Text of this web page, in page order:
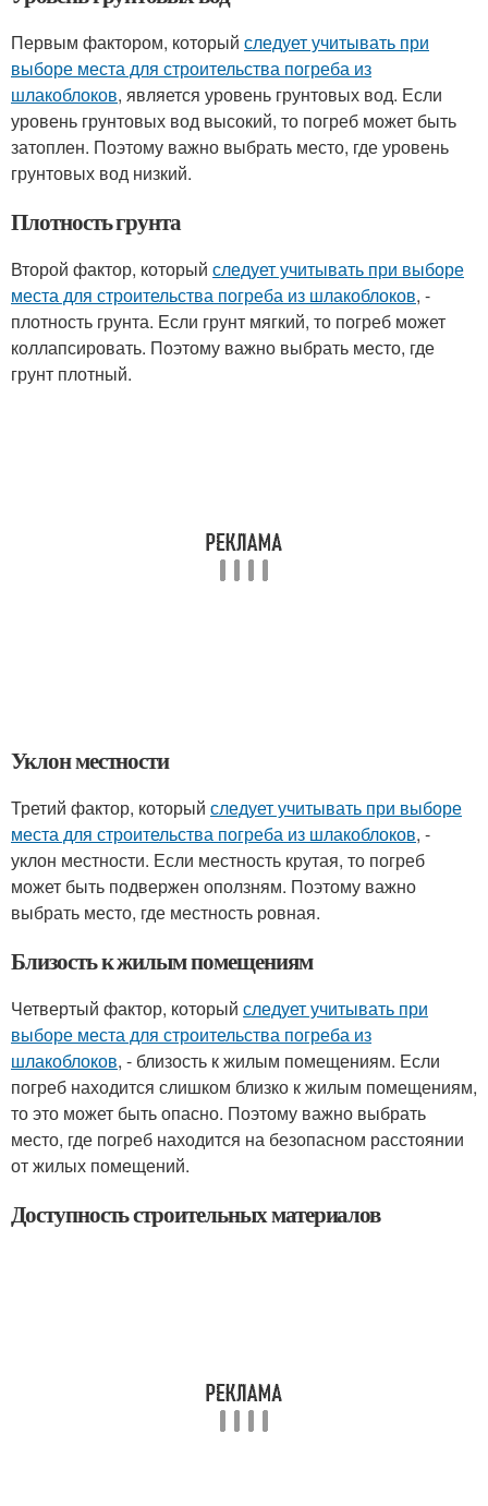
Первым фактором, который следует учитывать при
выборе места для строительства погреба из
шлакоблоков, является уровень грунтовых вод. Если
уровень грунтовых вод высокий, то погреб может быть
затоплен. Поэтому важно выбрать место, где уровень
грунтовых вод низкий.
Плотность грунта
Второй фактор, который следует учитывать при выборе
места для строительства погреба из шлакоблоков, -
плотность грунта. Если грунт мягкий, то погреб может
коллапсировать. Поэтому важно выбрать место, где
грунт плотный.
Уклон местности
Третий фактор, который следует учитывать при выборе
места для строительства погреба из шлакоблоков, -
уклон местности. Если местность крутая, то погреб
может быть подвержен оползням. Поэтому важно
выбрать место, где местность ровная.
Близость к жилым помещениям
Четвертый фактор, который следует учитывать при
выборе места для строительства погреба из
шлакоблоков, - близость к жилым помещениям. Если
погреб находится слишком близко к жилым помещениям,
то это может быть опасно. Поэтому важно выбрать
место, где погреб находится на безопасном расстоянии
от жилых помещений.
Доступность строительных материалов